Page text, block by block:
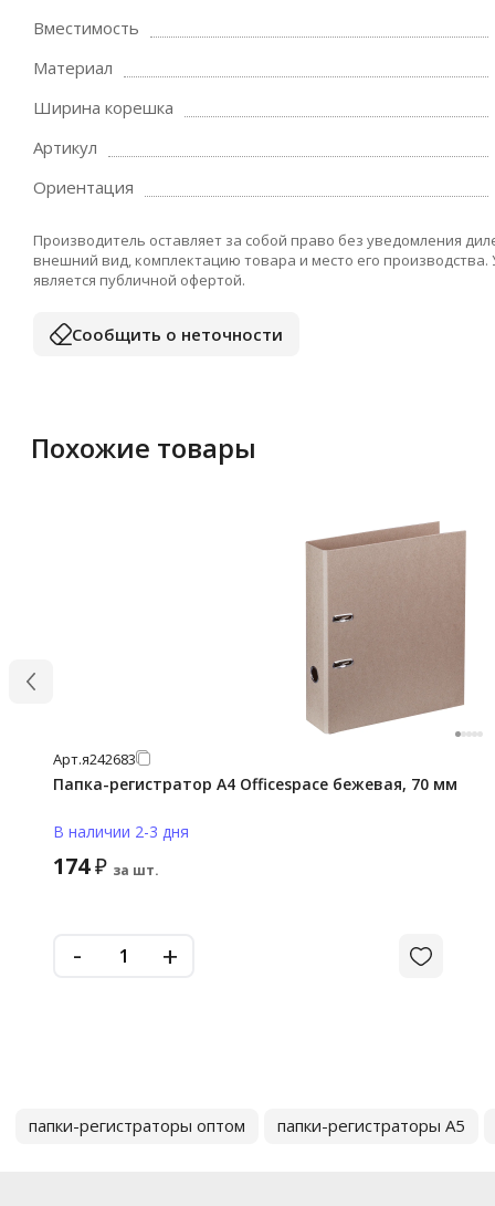
Вместимость
Материал
Ширина корешка
Артикул
Ориентация
Производитель оставляет за собой право без уведомления
внешний вид, комплектацию товара и место его
является публичной офертой.
Сообщить о неточности
Похожие товары
Арт.я242683
Папка-регистратор А4 Officespace бежевая, 70 мм
В наличии 2-3 дня
174₽ за шт.
- +
папки-регистраторы оптом папки-регистраторы А5